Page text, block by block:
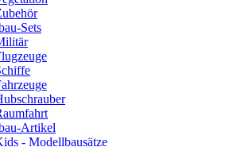
Sets
Artikel
- Modellbausätze